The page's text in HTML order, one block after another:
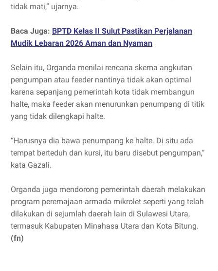
tidak mati,” ujarnya.
Baca Juga: BPTD Kelas II Sulut Pastikan Perjalanan
Mudik Lebaran 2026 Aman dan Nyaman
Selain itu, Organda menilai rencana skema angkutan
pengumpan atau feeder nantinya tidak akan optimal
karena sepanjang pemerintah kota tidak membangun
halte, maka feeder akan menurunkan penumpang di titik
yang tidak dilengkapi halte.
“Harusnya dia bawa penumpang ke halte. Di situ ada
tempat berteduh dan kursi, itu baru disebut pengumpan,”
kata Gazali.
Organda juga mendorong pemerintah daerah melakukan
program peremajaan armada mikrolet seperti yang telah
dilakukan di sejumlah daerah lain di Sulawesi Utara,
termasuk Kabupaten Minahasa Utara dan Kota Bitung.
(fn)